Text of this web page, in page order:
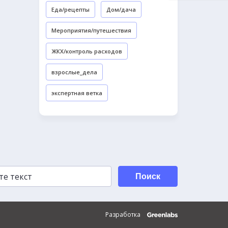
Еда/рецепты Дом/дача
Мероприятия/путешествия
ЖКХ/контроль расходов
взрослые_дела
экспертная ветка
Поиск
Разработка